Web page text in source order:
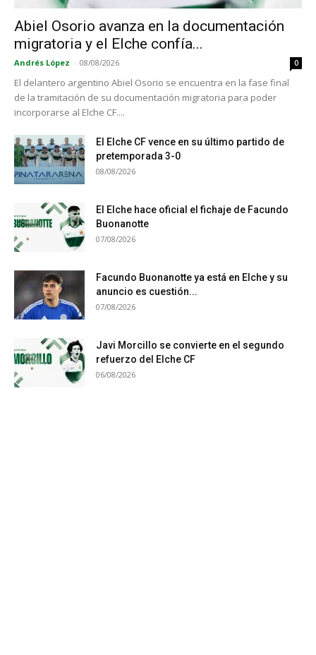
Abiel Osorio avanza en la documentación
migratoria y el Elche confía...
Andrés López - 08/08/2026 0
El delantero argentino Abiel Osorio se encuentra en la fase final
de la tramitación de su documentación migratoria para poder
incorporarse al Elche CF....
El Elche CF vence en su último partido de
pretemporada 3-0
08/08/2026
El Elche hace oficial el fichaje de Facundo
Buonanotte
07/08/2026
Facundo Buonanotte ya está en Elche y su
anuncio es cuestión...
07/08/2026
Javi Morcillo se convierte en el segundo
refuerzo del Elche CF
06/08/2026